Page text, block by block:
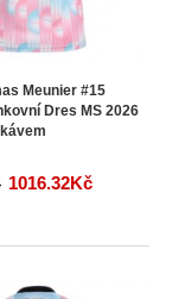
Meunier #15
Dres MS 2026
1016.32Kč